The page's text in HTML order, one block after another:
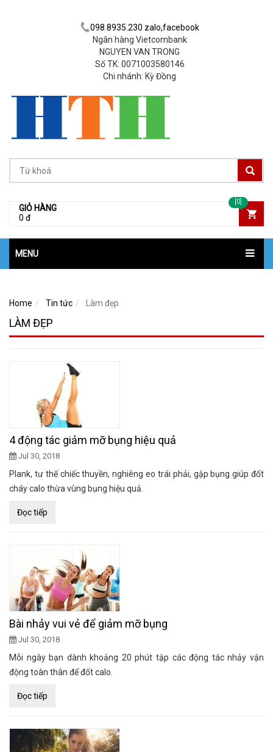
098.8935.230 zalo,facebook
Ngân hàng Vietcombank
NGUYEN VAN TRONG
Số TK: 0071003580146
Chi nhánh: Kỳ Đồng
GIỎ HÀNG
0 đ
[0]
MENU
Home Tin tức Làm đẹp
LÀM ĐẸP
4 động tác giảm mỡ bụng hiệu quả
Jul 30, 2018
Plank, tư thế chiếc thuyền, nghiêng eo trái phải, gập bụng giúp đốt
cháy calo thừa vùng bụng hiệu quả.
Đọc tiếp
Bài nhảy vui vẻ để giảm mỡ bụng
Jul 30, 2018
Mỗi ngày bạn dành khoảng 20 phút tập các động tác nhảy vận
động toàn thân để đốt calo.
Đọc tiếp